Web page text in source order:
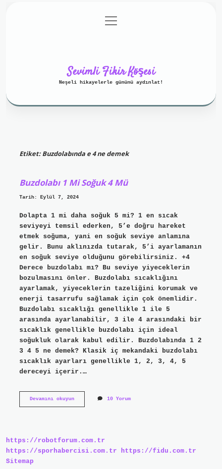
Gizlilik Politikası
menüyü
aç
Sevimli Fikir Köşesi
Neşeli hikayelerle gününü aydınlat!
Etiket:Buzdolabında e 4 ne demek
Buzdolabı 1 Mi Soğuk 4 Mü
Tarih: Eylül 7, 2024
Dolapta 1 mi daha soğuk 5 mi? 1 en sıcak
seviyeyi temsil ederken, 5’e doğru hareket
etmek soğuma, yani en soğuk seviye anlamına
gelir. Bunu aklınızda tutarak, 5’i ayarlamanın
en soğuk seviye olduğunu görebilirsiniz. +4
Derece buzdolabı mı? Bu seviye yiyeceklerin
bozulmasını önler. Buzdolabı sıcaklığını
ayarlamak, yiyeceklerin tazeliğini korumak ve
enerji tasarrufu sağlamak için çok önemlidir.
Buzdolabı sıcaklığı genellikle 1 ile 5
arasında ayarlanabilir, 3 ile 4 arasındaki bir
sıcaklık genellikle buzdolabı için ideal
soğukluk olarak kabul edilir. Buzdolabında 1 2
3 4 5 ne demek? Klasik iç mekandaki buzdolabı
sıcaklık ayarları genellikle 1, 2, 3, 4, 5
dereceyi içerir.…
Devamını okuyunBuzdolabı
10 Yorum
https://robotforum.com.tr
https://sporhabercisi.com.tr
https://fidu.com.tr
Sitemap